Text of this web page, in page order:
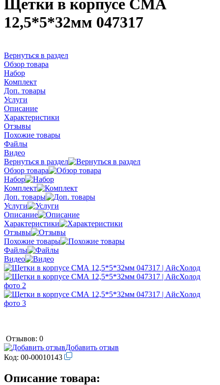
Щетки в корпусе СМА
12,5*5*32мм 047317
Вернуться в раздел
Обзор товара
Набор
Комплект
Доп. товары
Услуги
Описание
Характеристики
Отзывы
Похожие товары
Файлы
Видео
Вернуться в раздел
Обзор товара
Набор
Комплект
Доп. товары
Услуги
Описание
Характеристики
Отзывы
Похожие товары
Файлы
Видео
Отзывов: 0
Добавить отзыв
Код: 00-00010143
Описание товара: